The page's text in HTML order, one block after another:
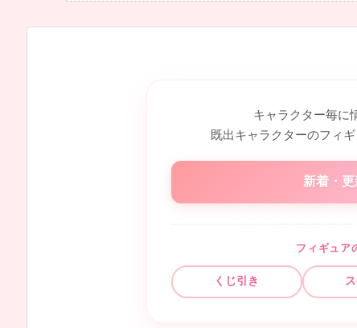
キャラクター毎に
既出キャラクターのフィ
新着・
フィギュア
くじ引き